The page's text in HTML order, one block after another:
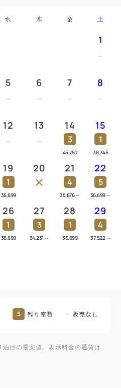
水 木 金 土
1
5 6 7 8
12 13 14
3
45,750
15
1
38,345
19
1
36,699
20 21
4
35,876 ～
22
5
36,699 ～
26
1
36,699
27
3
34,231 ～
28
1
36,699
29
4
37,522 ～
5 残り室数 販売なし
目の最安値。表示料金の通貨は